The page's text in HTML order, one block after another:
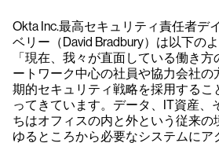
Okta Inc.最高セキュリティ責任者デ
ベリー（David Bradbury）は以下の
「現在、我々が直面している働き
ートワーク中心の社員や協力会社
期的セキュリティ戦略を採用するこ
ってきています。データ、IT資産、
ちはオフィスの内と外という従来の
ゆるところから必要なシステムにア